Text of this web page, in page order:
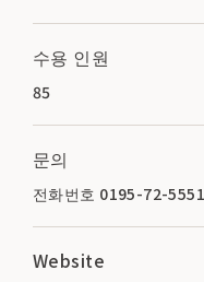
수용 인원
85
문의
전화번호 0195-72-5551
Website